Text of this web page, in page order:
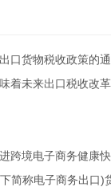
口货物税收政策的
着未来出口税收改
跨境电子商务健康
简称电子商务出口)